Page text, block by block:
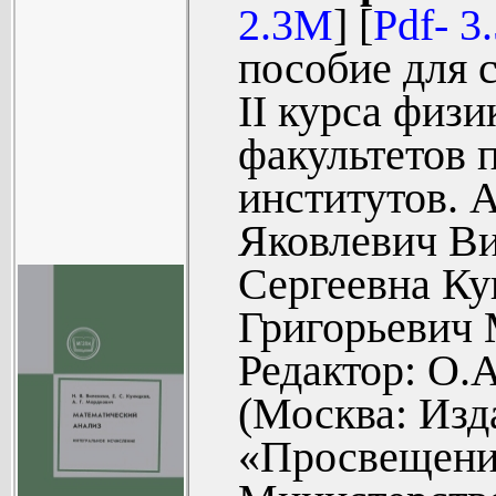
функции в
§3.
задач (18).
§4.
операций
§5.
функции
§6.
функций...
2.3M] [Pdf-
пособие для
II курса
факультетов
институтов.
Яковлевич
Сергеевна
Редактор:
(Москва: